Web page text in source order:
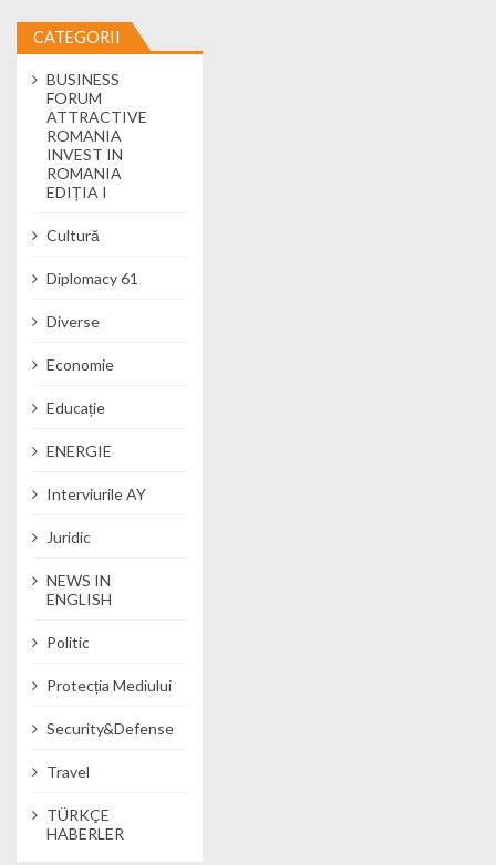
CATEGORII
BUSINESS
FORUM
ATTRACTIVE
ROMANIA
INVEST IN
ROMANIA
EDIȚIA I
Cultură
Diplomacy 61
Diverse
Economie
Educație
ENERGIE
Interviurile AY
Juridic
NEWS IN
ENGLISH
Politic
Protecția Mediului
Security&Defense
Travel
TÜRKÇE
HABERLER